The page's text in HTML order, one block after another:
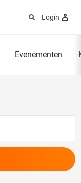
Login
Evenementen